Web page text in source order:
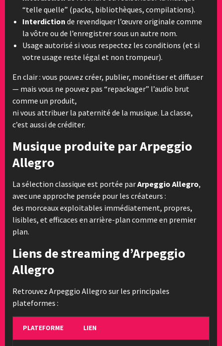
“telle quelle” (packs, bibliothèques, compilations).
Interdiction de revendiquer l’œuvre originale comme
la vôtre ou de l’enregistrer sous un autre nom.
Usage autorisé si vous respectez les conditions (et si
votre usage reste légal et non trompeur).
En clair : vous pouvez créer, publier, monétiser et diffuser
— mais vous ne pouvez pas “repackager” l’audio brut
comme un produit,
ni vous attribuer la paternité de la musique. La classe,
c’est aussi de créditer.
Musique produite par Arpeggio
Allegro
La sélection classique est portée parArpeggio Allegro,
avec une approche pensée pour les créateurs :
des morceaux exploitables immédiatement, propres,
lisibles, et efficaces en arrière-plan comme en premier
plan.
Liens de streaming d’Arpeggio
Allegro
Retrouvez Arpeggio Allegro sur les principales
plateformes :
PLATEFORME LIEN